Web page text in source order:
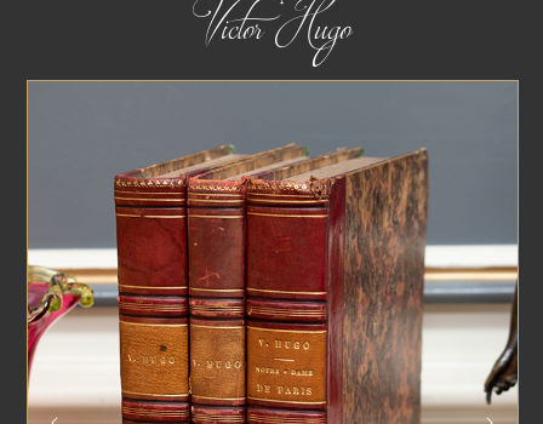
Victor Hugo